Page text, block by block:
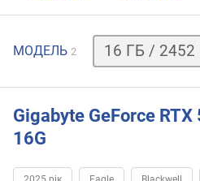
МОДЕЛЬ 2
16 ГБ
Gigabyte GeForce RTX
16G